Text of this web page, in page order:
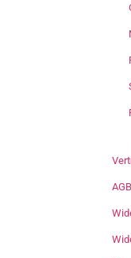
AGB